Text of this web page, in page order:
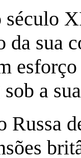
século
da sua
a
Russa